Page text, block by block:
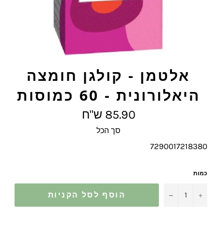
אלטמן - קולגן חומצה
היאלורונית - 60 כמוסות
מחיר
מלא
85.90 ש"ח
סך הכל
7290017218380
כמות
− + הוסף לסל הקניות